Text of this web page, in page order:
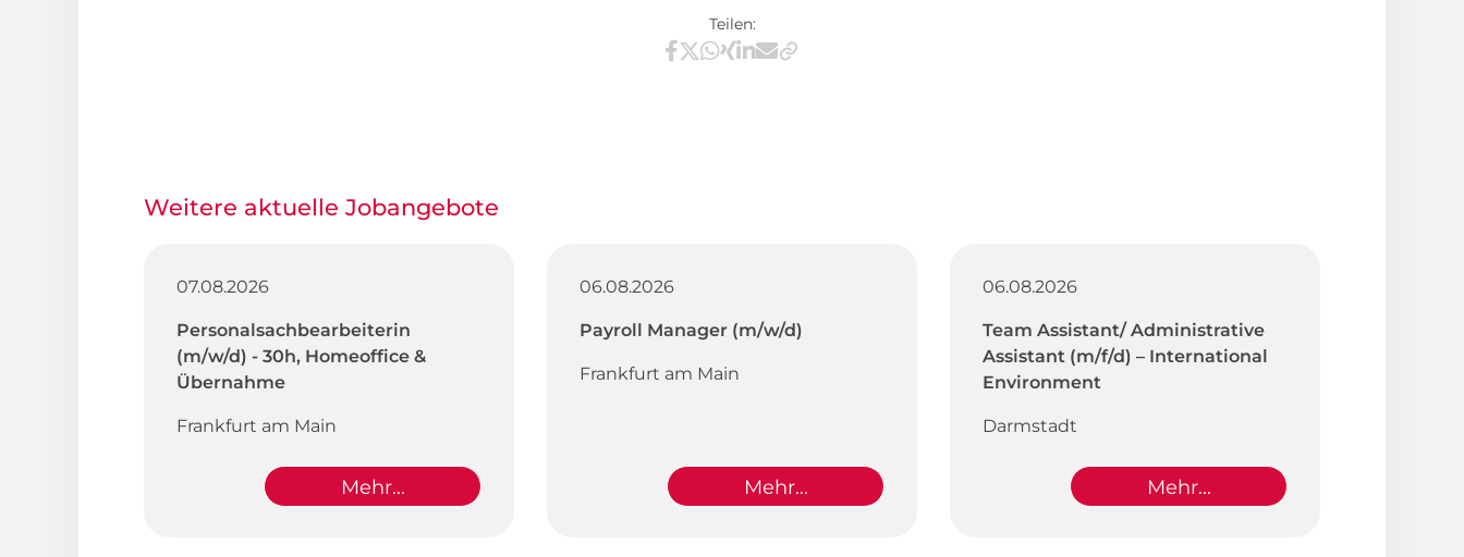
Teilen:
Teilen via Facebook
Teilen via X / Twitter
Teilen via WhatsApp
Teilen via Xing
Teilen via LinkedIn
Teilen via E-Mail
Weitere aktuelle Jobangebote
07.08.2026
Personalsachbearbeiterin
(m/w/d) - 30h, Homeoffice &
Übernahme
Frankfurt am Main
Mehr...
06.08.2026
Payroll Manager (m/w/d)
Frankfurt am Main
Mehr...
06.08.2026
Team Assistant/ Administrative
Assistant (m/f/d) – International
Environment
Darmstadt
Mehr...